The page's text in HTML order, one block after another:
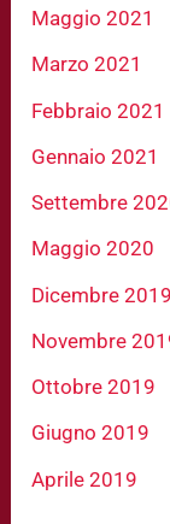
Maggio 2021
Marzo 2021
Febbraio 2021
Gennaio 2021
Settembre
Maggio 2020
Dicembre 2019
Novembre
Ottobre 2019
Giugno 2019
Aprile 2019